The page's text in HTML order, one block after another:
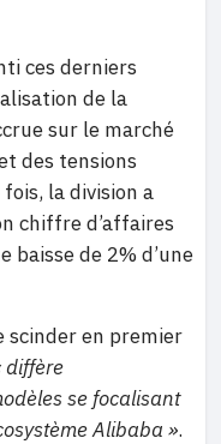
ces derniers
de la
sur le marché
des tensions
la division a
chiffre d’affaires
de 2% d’une
scinder en premier
diffère
se focalisant
Alibaba ».